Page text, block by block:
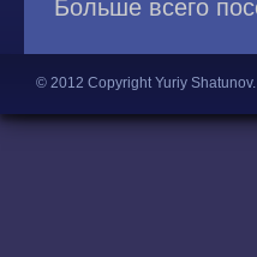
Больше всего
© 2012 Copyright Yuriy Shatunov.